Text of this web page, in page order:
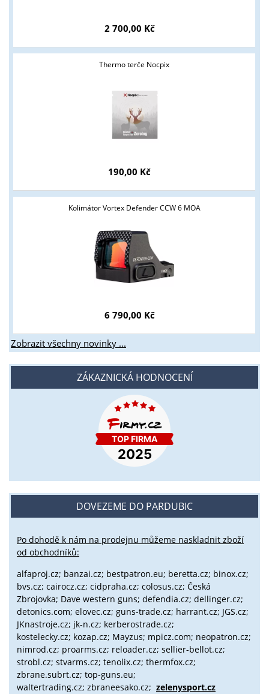
2 700,00 Kč
Thermo terče Nocpix
190,00 Kč
Kolimátor Vortex Defender CCW 6 MOA
6 790,00 Kč
Zobrazit všechny novinky ...
ZÁKAZNICKÁ HODNOCENÍ
DOVEZEME DO PARDUBIC
Po dohodě k nám na prodejnu můžeme naskladnit zboží
od obchodníků:
alfaproj.cz; banzai.cz; bestpatron.eu; beretta.cz; binox.cz;
bvs.cz; cairocz.cz; cidpraha.cz; colosus.cz; Česká
Zbrojovka; Dave western guns; defendia.cz; dellinger.cz;
detonics.com; elovec.cz; guns-trade.cz; harrant.cz; JGS.cz;
JKnastroje.cz; jk-n.cz; kerberostrade.cz;
kostelecky.cz; kozap.cz; Mayzus; mpicz.com; neopatron.cz;
nimrod.cz; proarms.cz; reloader.cz; sellier-bellot.cz;
strobl.cz; stvarms.cz; tenolix.cz; thermfox.cz;
zbrane.subrt.cz; top-guns.eu;
waltertrading.cz; zbraneesako.cz; zelenysport.cz
podnikatelům v oblasti zbraně a střelivo. Splňujete tyto
ANO NE